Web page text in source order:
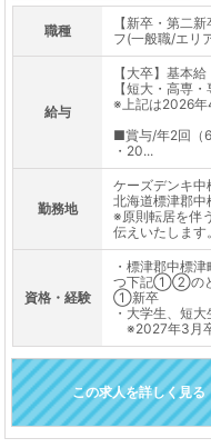
職種
【新卒・第二
フ(一般職/エリ
給与
【大卒】基本
【短大・高専
※上記は2026年
■賞与/年2回（6
・20...
勤務地
ケーズデンキ中
北海道標津郡
※原則転居を伴
伝えいたします。
資格・経験
・標津郡中標
つ下記①②のど
①新卒
・大学生、短
※2027年3月
この求人を詳しく見る